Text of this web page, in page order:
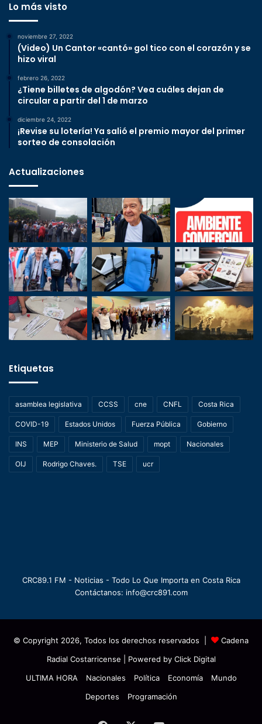
Lo más visto
noviembre 27, 2022
(Video) Un Cantor «cantó» gol tico con el corazón y se
hizo viral
febrero 26, 2022
¿Tiene billetes de algodón? Vea cuáles dejan de
circular a partir del 1 de marzo
diciembre 24, 2022
¡Revise su lotería! Ya salió el premio mayor del primer
sorteo de consolación
Actualizaciones
Etiquetas
asamblea legislativa CCSS cne CNFL Costa Rica
COVID-19 Estados Unidos Fuerza Pública Gobierno
INS MEP Ministerio de Salud mopt Nacionales
OIJ Rodrigo Chaves. TSE ucr
CRC89.1 FM - Noticias - Todo Lo Que Importa en Costa Rica
Contáctanos: info@crc891.com
© Copyright 2026, Todos los derechos reservados |
Cadena
Radial Costarricense | Powered by Click Digital
ULTIMA HORA
Nacionales Política Economía
Mundo
Deportes
Programación